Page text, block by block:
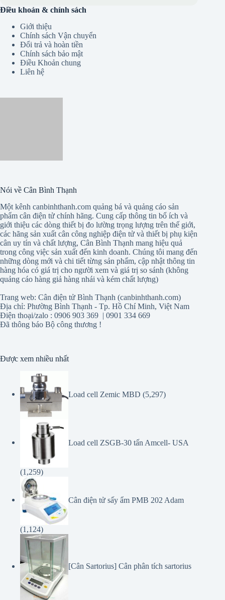
Điều khoản & chính sách
Giới thiệu
Chính sách Vận chuyển
Đổi trả và hoàn tiền
Chính sách bảo mật
Một kênh canbinhthanh.com quảng bá và quảng cáo sản
giới thiệu các dòng thiết bị đo lường trọng lượng trên thế giới,
các hãng sản xuất cân công nghiệp điện tử và thiết bị phụ kiện
cân uy tín và chất lượng, Cân Bình Thạnh mang hiệu quả
trong công việc sản xuất đến kinh doanh. Chúng tôi mang đến
những dòng mới và chi tiết từng sản phẩm, cập nhật thông tin
hàng hóa có giá trị cho người xem và giá trị so sánh (không
quảng cáo hàng giả hàng nhái và kém chất lượng)
Trang web: Cân điện tử Bình Thạnh (canbinhthanh.com)
Điện thoại/zalo : 0906 903 369 | 0901 334 669
Đã thông báo Bộ công thương !
(1,259)
(1,124)
TE214S (1,015)
Copyright © 2026 - Canbinhthanh.com